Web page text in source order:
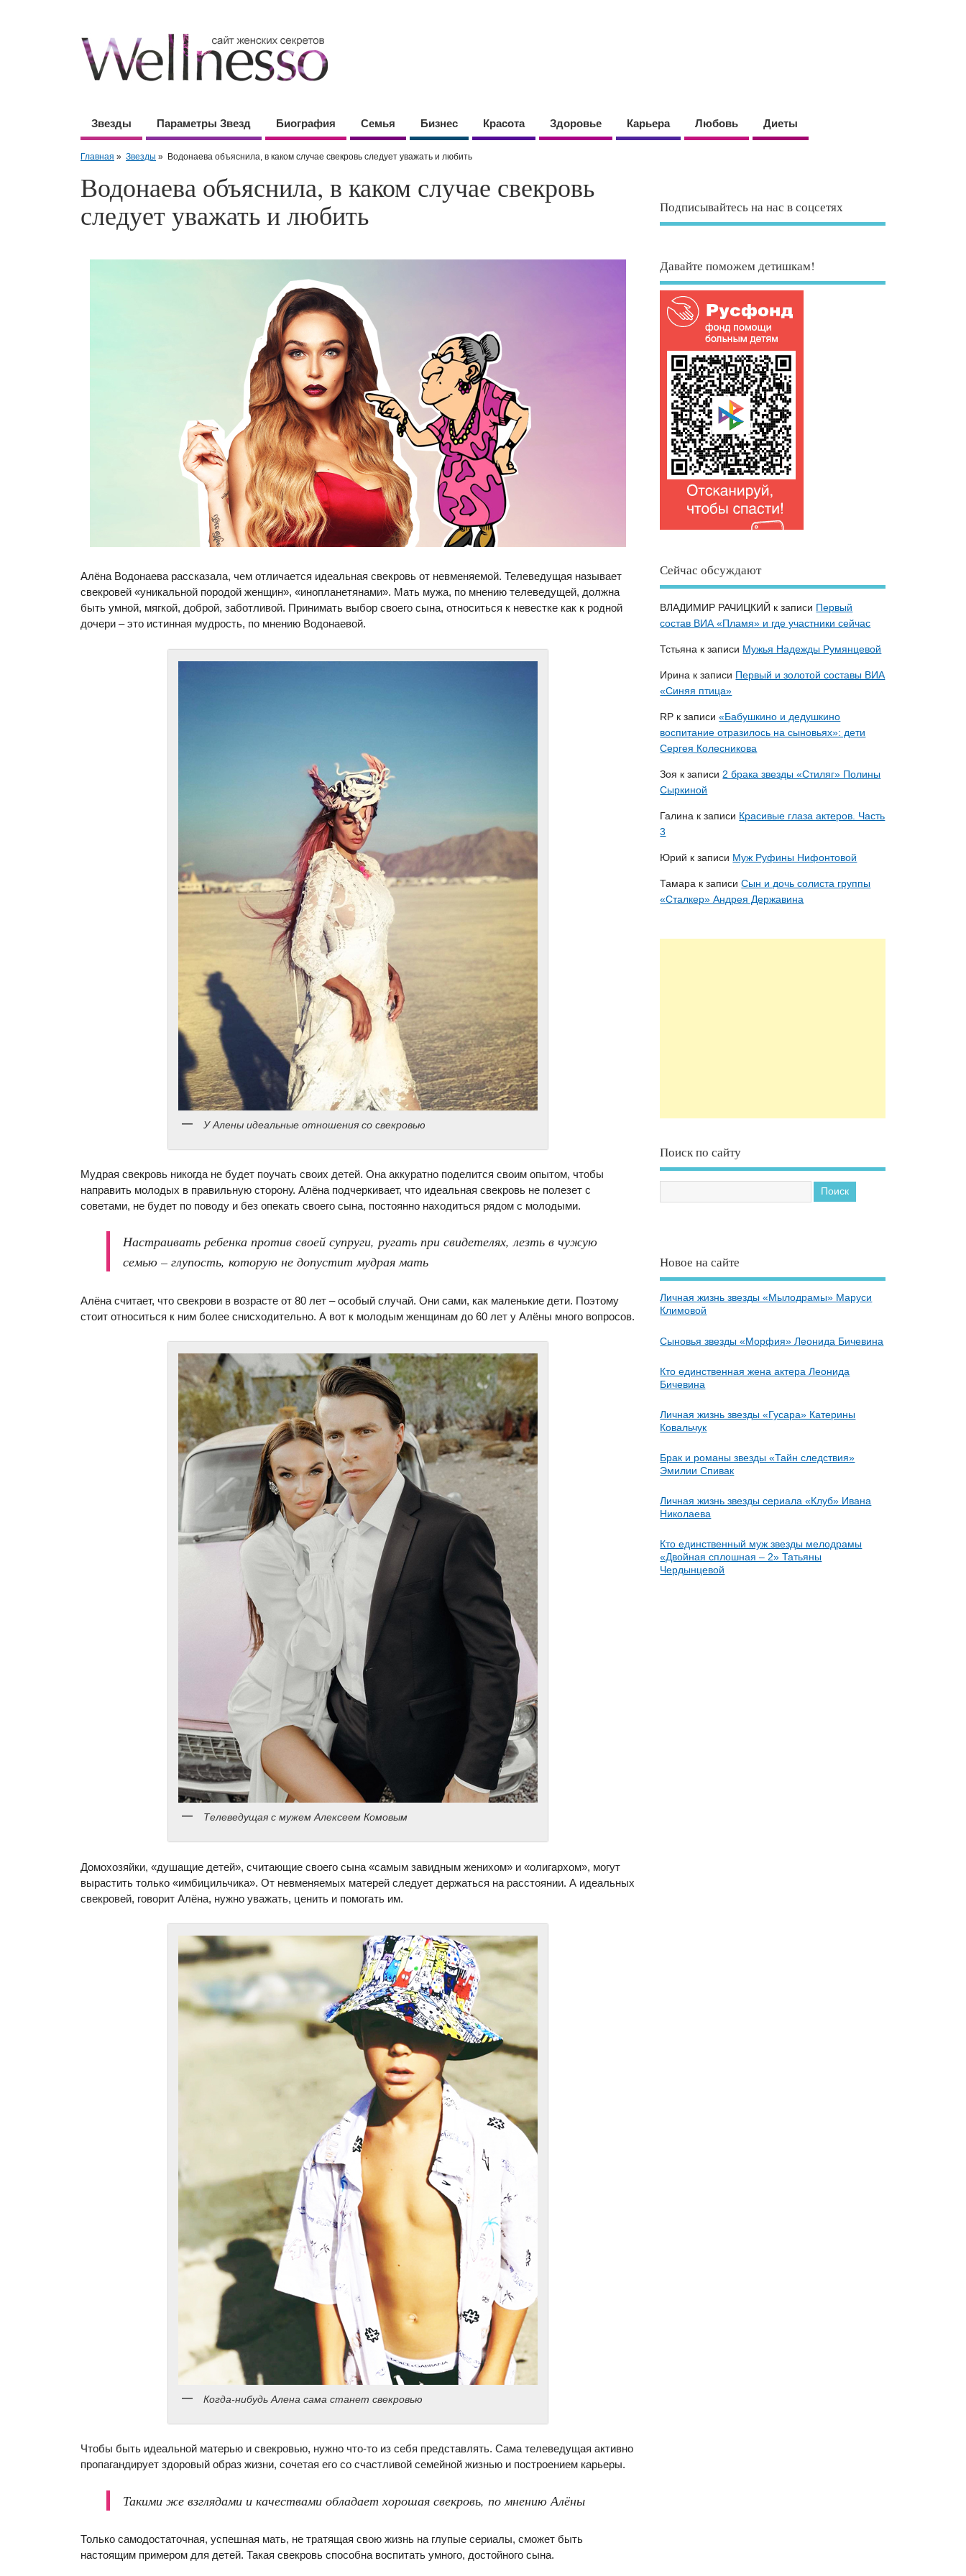
Звезды Параметры Звезд Биография Семья Бизнес Красота Здоровье Карьера Любовь Диеты
Главная » Звезды » Водонаева объяснила, в каком случае свекровь следует уважать и любить
Водонаева объяснила, в каком случае свекровь
следует уважать и любить
Алёна Водонаева рассказала, чем отличается идеальная свекровь от невменяемой. Телеведущая называет
свекровей «уникальной породой женщин», «инопланетянами». Мать мужа, по мнению телеведущей, должна
быть умной, мягкой, доброй, заботливой. Принимать выбор своего сына, относиться к невестке как к родной
дочери – это истинная мудрость, по мнению Водонаевой.
У Алены идеальные отношения со свекровью
Мудрая свекровь никогда не будет поучать своих детей. Она аккуратно поделится своим опытом, чтобы
направить молодых в правильную сторону. Алёна подчеркивает, что идеальная свекровь не полезет с
советами, не будет по поводу и без опекать своего сына, постоянно находиться рядом с молодыми.
Настраивать ребенка против своей супруги, ругать при свидетелях, лезть в чужую
семью – глупость, которую не допустит мудрая мать
Алёна считает, что свекрови в возрасте от 80 лет – особый случай. Они сами, как маленькие дети. Поэтому
стоит относиться к ним более снисходительно. А вот к молодым женщинам до 60 лет у Алёны много вопросов.
Телеведущая с мужем Алексеем Комовым
Домохозяйки, «душащие детей», считающие своего сына «самым завидным женихом» и «олигархом», могут
вырастить только «имбицильчика». От невменяемых матерей следует держаться на расстоянии. А идеальных
свекровей, говорит Алёна, нужно уважать, ценить и помогать им.
Когда-нибудь Алена сама станет свекровью
Чтобы быть идеальной матерью и свекровью, нужно что-то из себя представлять. Сама телеведущая активно
пропагандирует здоровый образ жизни, сочетая его со счастливой семейной жизнью и построением карьеры.
Такими же взглядами и качествами обладает хорошая свекровь, по мнению Алёны
Только самодостаточная, успешная мать, не тратящая свою жизнь на глупые сериалы, сможет быть
настоящим примером для детей. Такая свекровь способна воспитать умного, достойного сына.
Подписывайтесь на нас в соцсетях
Давайте поможем детишкам!
Сейчас обсуждают
ВЛАДИМИР РАЧИЦКИЙ к записи Первый
состав ВИА «Пламя» и где участники сейчас
Тстьяна к записи Мужья Надежды Румянцевой
Ирина к записи Первый и золотой составы ВИА
«Синяя птица»
RP к записи«Бабушкино и дедушкино
воспитание отразилось на сыновьях»: дети
Сергея Колесникова
Зоя к записи 2 брака звезды «Стиляг» Полины
Сыркиной
Галина к записи Красивые глаза актеров. Часть
3
Юрий к записи Муж Руфины Нифонтовой
Тамара к записиСын и дочь солиста группы
«Сталкер» Андрея Державина
Поиск по сайту
Новое на сайте
Личная жизнь звезды «Мылодрамы» Маруси
Климовой
Сыновья звезды «Морфия» Леонида Бичевина
Кто единственная жена актера Леонида
Бичевина
Личная жизнь звезды «Гусара» Катерины
Ковальчук
Брак и романы звезды «Тайн следствия»
Эмилии Спивак
Личная жизнь звезды сериала «Клуб» Ивана
Николаева
Кто единственный муж звезды мелодрамы
«Двойная сплошная – 2» Татьяны
Чердынцевой